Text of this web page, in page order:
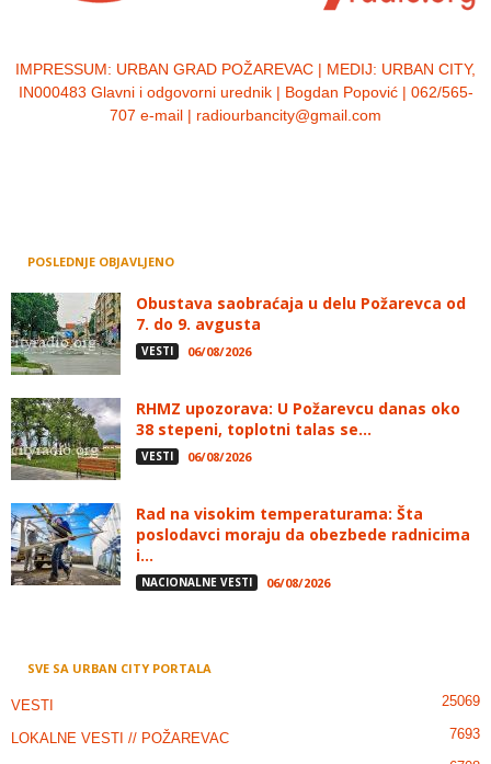
IMPRESSUM: URBAN GRAD POŽAREVAC | MEDIJ: URBAN CITY,
IN000483 Glavni i odgovorni urednik | Bogdan Popović | 062/565-
707 e-mail | radiourbancity@gmail.com
POSLEDNJE OBJAVLJENO
Obustava saobraćaja u delu Požarevca od
7. do 9. avgusta
VESTI 06/08/2026
RHMZ upozorava: U Požarevcu danas oko
38 stepeni, toplotni talas se...
VESTI 06/08/2026
Rad na visokim temperaturama: Šta
poslodavci moraju da obezbede radnicima
i...
NACIONALNE VESTI 06/08/2026
SVE SA URBAN CITY PORTALA
VESTI 25069
LOKALNE VESTI // POŽAREVAC 7693